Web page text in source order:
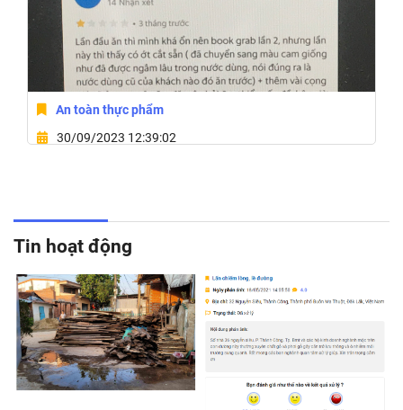
An toàn thực phẩm
30/09/2023 12:39:02
Tin hoạt động